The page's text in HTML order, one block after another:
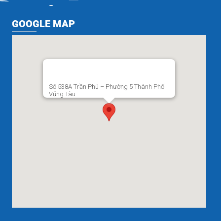
GOOGLE MAP
Số 538A Trần Phú – Phường 5 Thành Phố
Vũng Tàu